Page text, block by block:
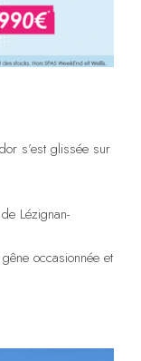
s’est glissée sur
Lézignan-
occasionnée et